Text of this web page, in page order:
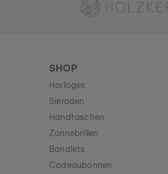
SHOP
Horloges
Sieraden
Handtaschen
Zonnebrillen
Bandlets
Cadeaubonnen